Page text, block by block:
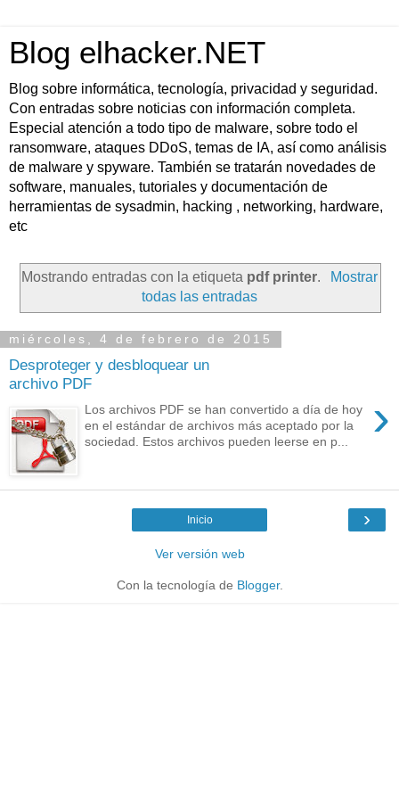
Blog elhacker.NET
Blog sobre informática, tecnología, privacidad y seguridad.
Con entradas sobre noticias con información completa.
Especial atención a todo tipo de malware, sobre todo el
ransomware, ataques DDoS, temas de IA, así como análisis
de malware y spyware. También se tratarán novedades de
software, manuales, tutoriales y documentación de
herramientas de sysadmin, hacking , networking, hardware,
etc
Mostrando entradas con la etiqueta pdf printer.
Mostrar
todas las entradas
miércoles, 4 de febrero de 2015
Desproteger y desbloquear un
archivo PDF
›
Los archivos PDF se han convertido a día de hoy
en el estándar de archivos más aceptado por la
sociedad. Estos archivos pueden leerse en p...
›
Inicio
Ver versión web
Con la tecnología de Blogger.